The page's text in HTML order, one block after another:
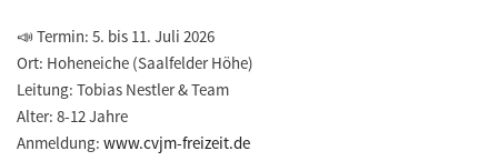
📣 Termin: 5. bis 11. Juli 2026
Ort: Hoheneiche (Saalfelder Höhe)
Leitung: Tobias Nestler & Team
Alter: 8-12 Jahre
Anmeldung: www.cvjm-freizeit.de